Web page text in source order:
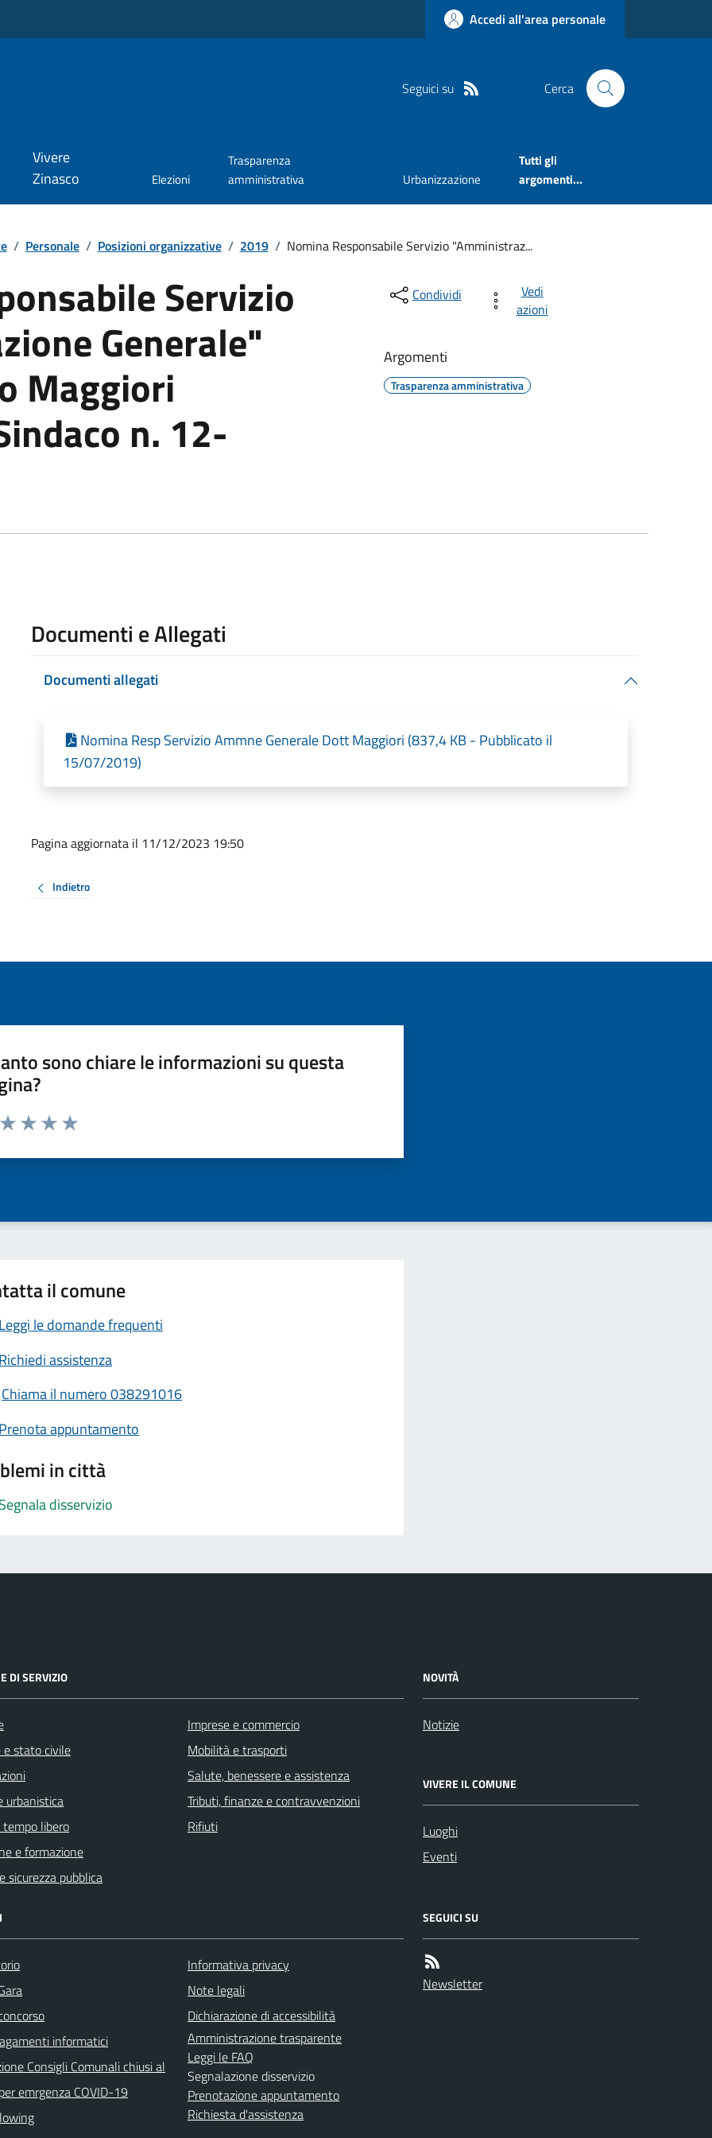
Accedi all'area personale
Seguici su Cerca
Vivere
Zinasco
Elezioni
Trasparenza
amministrativa
Urbanizzazione
Tutti gli
argomenti...
/ Personale / Posizioni organizzative / 2019 / Nomina Responsabile Servizio "Amministraz...
Servizio
Generale"
Maggiori
n. 12-
Condividi
Vedi
azioni
Argomenti
Trasparenza amministrativa
Documenti e Allegati
Documenti allegati
Nomina Resp Servizio Ammne Generale Dott Maggiori (837,4 KB - Pubblicato il
15/07/2019)
Pagina aggiornata il 11/12/2023 19:50
Indietro
sono chiare le informazioni su questa
da 1 a 5 stelle la pagina
il comune
le domande frequenti
assistenza
Chiama il numero 038291016
appuntamento
in città
disservizio
DI SERVIZIO
e stato civile
urbanistica
libero
e formazione
sicurezza pubblica
Imprese e commercio
Mobilità e trasporti
Salute, benessere e assistenza
Tributi, finanze e contravvenzioni
Rifiuti
NOVITÀ
Notizie
VIVERE IL COMUNE
Luoghi
Eventi
informatici
Consigli Comunali chiusi al
emrgenza COVID-19
Informativa privacy
Note legali
Dichiarazione di accessibilità
Amministrazione trasparente
Leggi le FAQ
Segnalazione disservizio
Prenotazione appuntamento
Richiesta d'assistenza
SEGUICI SU
Newsletter